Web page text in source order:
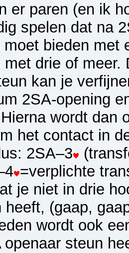
er paren (en ik
spelen dat na
moet bieden met
met drie of meer.
kan je
2SA-opening
wordt dan
het contact in
2SA–3
=verplichte
je niet in drie
heeft, (gaap,
wordt ook
openaar steun